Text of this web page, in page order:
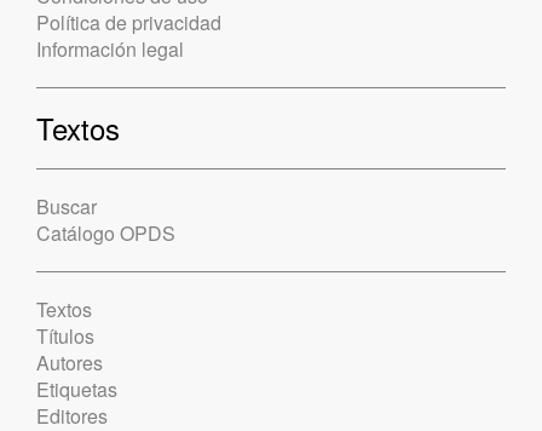
Política de privacidad
Información legal
Textos
Buscar
Catálogo OPDS
Textos
Títulos
Autores
Etiquetas
Editores